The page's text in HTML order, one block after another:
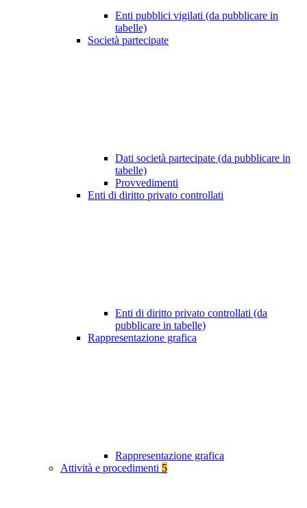
Enti pubblici vigilati (da pubblicare in
tabelle)
Società partecipate
Dati società partecipate (da pubblicare in
tabelle)
Provvedimenti
Enti di diritto privato controllati
Enti di diritto privato controllati (da
pubblicare in tabelle)
Rappresentazione grafica
Rappresentazione grafica
Attività e procedimenti 5